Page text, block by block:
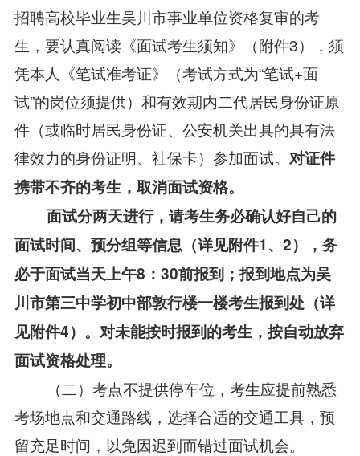
招聘高校毕业生吴川市事业单位资格复审的考
生，要认真阅读《面试考生须知》（附件3），须
凭本人《笔试准考证》（考试方式为“笔试+面
试”的岗位须提供）和有效期内二代居民身份证原
件（或临时居民身份证、公安机关出具的具有法
律效力的身份证明、社保卡）参加面试。 对证件
携带不齐的考生，取消面试资格。
面试分两天进行，请考生务必确认好自己的
面试时间、 预分组等信息（详见附件1、2） ， 务
必于面试当天上午8 ： 30前报到；报到地点为吴
川市第三中学初中部敦行楼一楼考生报到处（详
见附件4） 。 对未能按时报到的考生，按自动放弃
面试资格处理。
（二）考点不提供停车位，考生应提前熟悉
考场地点和交通路线，选择合适的交通工具，预
留充足时间，以免因迟到而错过面试机会。